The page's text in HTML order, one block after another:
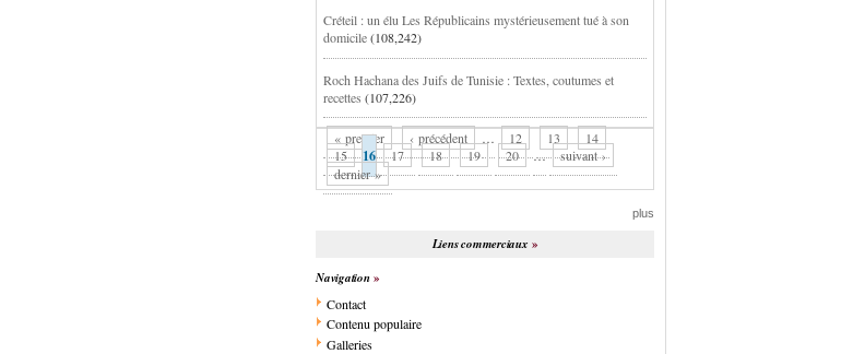
Créteil : un élu Les Républicains mystérieusement tué à son
domicile(108,242)
Roch Hachana des Juifs de Tunisie : Textes, coutumes et
recettes (107,226)
« premier ‹ précédent … 12 13
14
15
16 17 18 19 20 …
suivant ›
dernier »
plus
Liens commerciaux
Navigation
Contact
Contenu populaire
Galleries